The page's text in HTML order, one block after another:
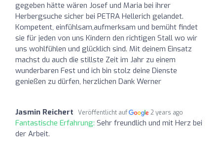
gegeben hätte wären Josef und Maria bei ihrer
Herbergsuche sicher bei PETRA Hellerich gelandet.
Kompetent, einfühlsam,aufmerksam und bemüht findet
sie für jeden von uns Kindern den richtigen Stall wo wir
uns wohlfühlen und glücklich sind. Mit deinem Einsatz
machst du auch die stillste Zeit im Jahr zu einem
wunderbaren Fest und ich bin stolz deine Dienste
genießen zu dürfen, herzlichen Dank Werner
Jasmin Reichert Veröffentlicht auf 2 years ago
Fantastische Erfahrung: Sehr freundlich und mit Herz bei
der Arbeit.